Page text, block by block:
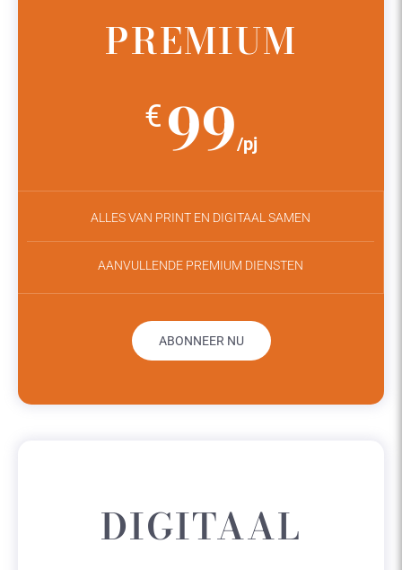
PREMIUM
€ 99/pj
ALLES VAN PRINT EN DIGITAAL SAMEN
AANVULLENDE PREMIUM DIENSTEN
ABONNEER NU
DIGITAAL